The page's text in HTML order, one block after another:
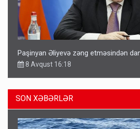
Paşinyan Əliyevə zəng etməsindən
8 Avqust 16:18
SON XƏBƏRLƏR